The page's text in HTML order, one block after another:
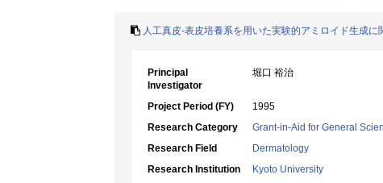
人工真皮-表皮培養系を用いた実験的アミロイド生成に
Principal
Investigator
堀口 裕治
Project Period (FY)
1995
Research Category
Grant-in-Aid for General
Research Field
Dermatology
Research Institution
Kyoto University